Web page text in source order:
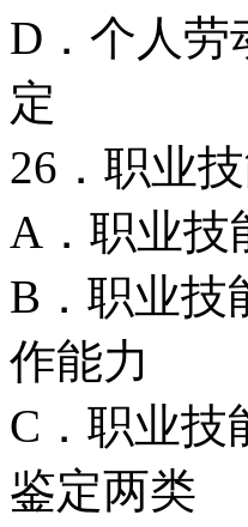
D．个人劳
定
26．职业
A．职业技
B．职业技
作能力
C．职业技
鉴定两类